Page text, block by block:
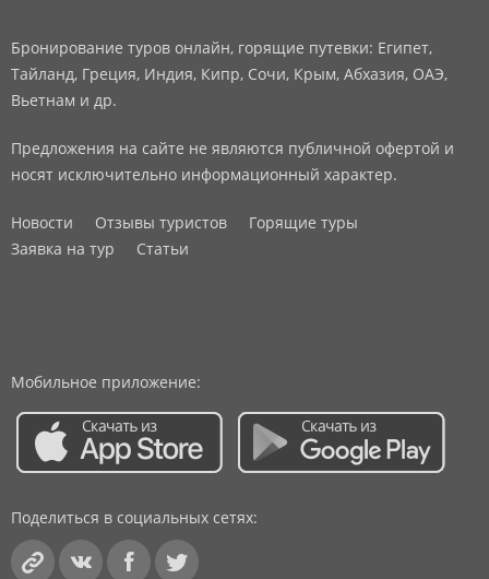
Бронирование туров онлайн, горящие путевки: Египет,
Тайланд, Греция, Индия, Кипр, Сочи, Крым, Абхазия, ОАЭ,
Вьетнам и др.
Предложения на сайте не являются публичной офертой и
носят исключительно информационный характер.
Новости Отзывы туристов
Горящие туры
Заявка на тур
Статьи
Мобильное приложение:
Поделиться в социальных сетях: